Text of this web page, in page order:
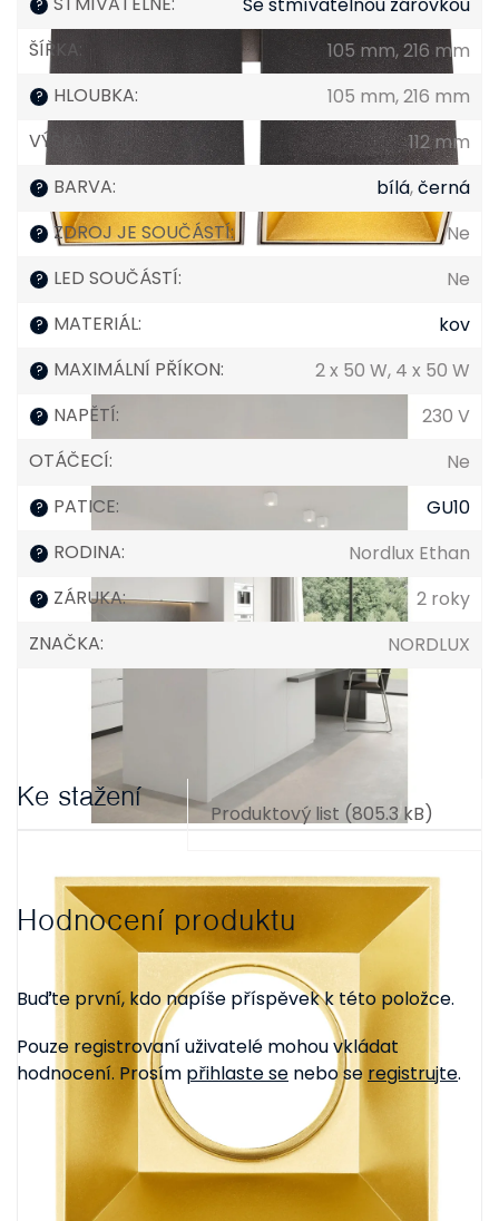
?
ŠÍŘKA: 105 mm, 216 mm
? HLOUBKA:
105 mm, 216 mm
VÝŠKA: 112 mm
? BARVA: bílá,černá
? ZDROJ JE SOUČÁSTÍ: Ne
? LED SOUČÁSTÍ: Ne
? MATERIÁL: kov
? MAXIMÁLNÍ PŘÍKON: 2 x 50 W, 4 x 50 W
? NAPĚTÍ:
230 V
OTÁČECÍ: Ne
? PATICE: GU10
? RODINA: Nordlux Ethan
? ZÁRUKA:
2 roky
ZNAČKA: NORDLUX
Ke stažení
Produktový list (805.3 kB)
Hodnocení produktu
Buďte první, kdo napíše příspěvek k této položce.
Pouze registrovaní uživatelé mohou vkládat
hodnocení. Prosím přihlaste se nebo se registrujte.